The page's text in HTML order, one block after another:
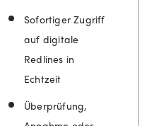
Sofortiger Zugriff
auf digitale
Redlines in
Echtzeit
Überprüfung,